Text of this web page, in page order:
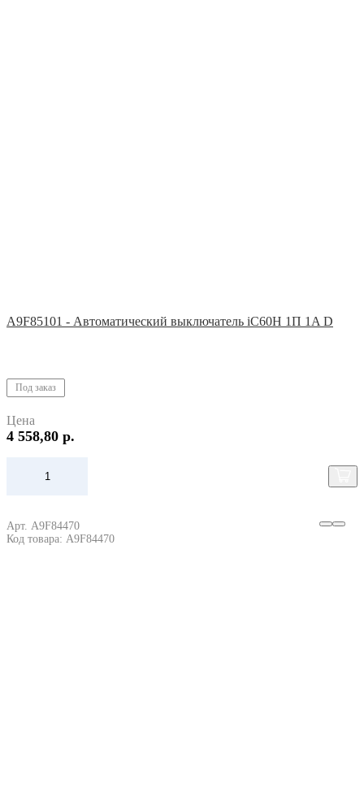
A9F85101 - Автоматический выключатель iC60H 1П 1A D
Под заказ
Цена
4 558,80 р.
Арт. A9F84470
Код товара: A9F84470